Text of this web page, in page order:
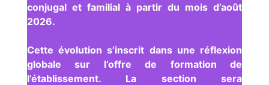
conjugal et familial à partir du mois d’août
2026.
Cette évolution s’inscrit dans une réflexion
globale sur l’offre de formation de
l’établissement. La section sera